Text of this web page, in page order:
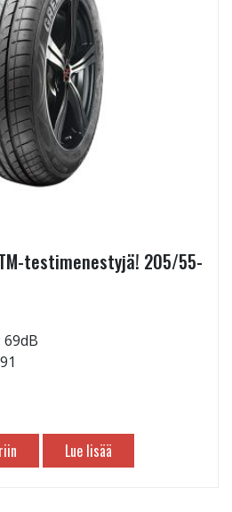
testimenestyjä! 205/55-
Lue lisää